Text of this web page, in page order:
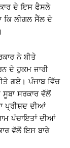
ਦੇ ਇਸ ਫੈਸਲੇ
ਕਿ ਲੀਗਲ ਸੈੱਲ ਦੇ
ਨੇ ਬੀਤੇ
ਦੇ ਹੁਕਮ ਜਾਰੀ
ਗਏ। ਪੰਜਾਬ ਵਿੱਚ
ਸੂਬਾ ਸਰਕਾਰ ਵੱਲੋਂ
ਪ੍ਰੀਸ਼ਦ ਦੀਆਂ
ਪੰਚਾਇਤਾਂ ਦੀਆਂ
ਵੱਲੋਂ ਇਸ ਬਾਰੇ